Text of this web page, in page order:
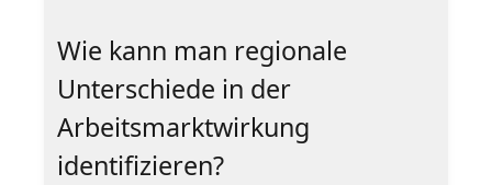
Wie kann man regionale
Unterschiede in der
Arbeitsmarktwirkung
identifizieren?